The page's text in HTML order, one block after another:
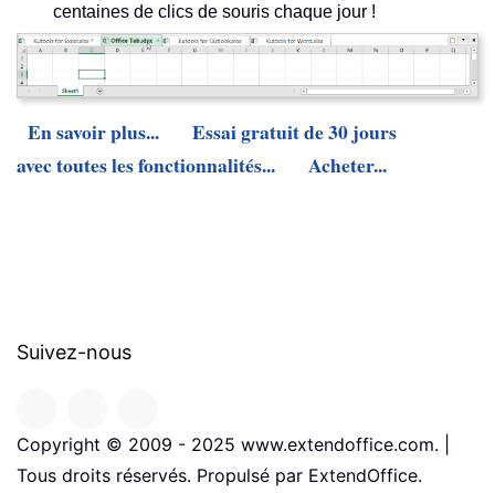
centaines de clics de souris chaque jour !
En savoir plus...
Essai gratuit de 30 jours
avec toutes les fonctionnalités...
Acheter...
Suivez-nous
Copyright © 2009 - 2025 www.extendoffice.com. |
Tous droits réservés. Propulsé par ExtendOffice.